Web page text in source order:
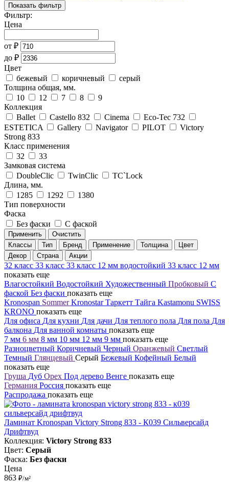
Показать фильтр
Фильтр:
Цена
от ₽
до ₽
Цвет
бежевый
коричневый
серый
Толщина общая, мм.
10
12 7 8
9
Коллекция
Ballet
Castello 832 Cinema
Eco-Tec 732
ESTETICA
Gallery Navigator PILOT
Victory
Strong 833
Класс применения
32
33
Замковая система
DoubleClic
TwinClic
TС`Lock
Длина, мм.
1285
1292
1380
Тип поверхности
Фаска
Без фаски
С фаской
Применить
Очистить
Классы
Тип Бренд Применение Толщина
Цвет
Декор
Страна Акции
32 класс 33 класс 33 класс 12 мм водостойкий 33 класс 12 мм
показать еще
Влагостойкий Водостойкий Художественный Пробковый С
фаской Без фаски показать еще
Kronospan SommerKronostarТаркетт Тайга Kastamonu SWISS
KRONO показать еще
Для офиса Для кухни Для дачи Для теплого пола Для пола Для
балкона Для ванной комнаты показать еще
7 мм 6 мм 8 мм 10 мм 12 мм 9 мм показать еще
Разноцветный Коричневый Черный Оранжевый Светлый
Темный Глянцевый Серый Бежевый Кофейный Белый
показать еще
Груша Дуб Орех Под дерево Венге показать еще
Германия Россия показать еще
Распродажа показать еще
Ламинат Kronospan Victory Strong 833 - К039 Сильверсайд
Дрифтвуд
Коллекция: Victory Strong 833
Цвет: Серый
Фаска: Без фаски
Цена
863 ₽/м²